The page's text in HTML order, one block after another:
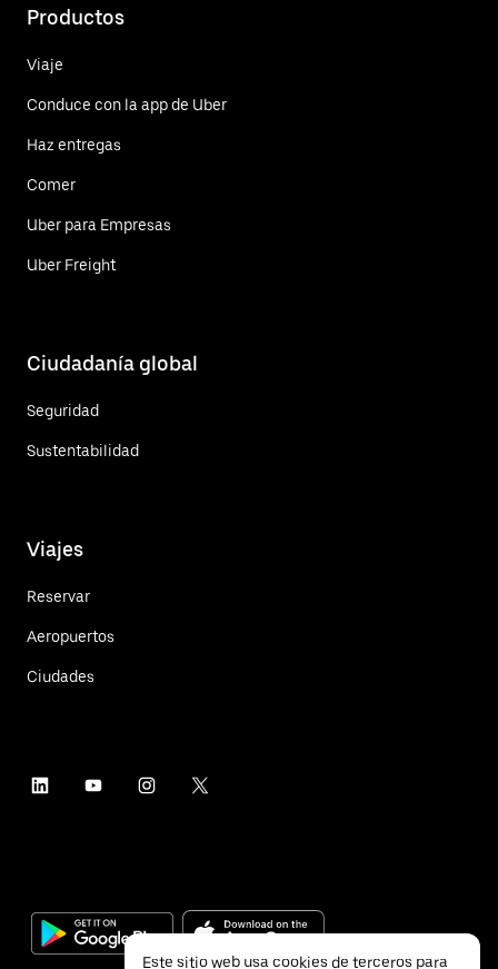
Productos
Viaje
Conduce con la app de Uber
Haz entregas
Comer
Uber para Empresas
Uber Freight
Ciudadanía global
Seguridad
Sustentabilidad
Viajes
Reservar
Aeropuertos
Ciudades
Este sitio web usa cookies de terceros para